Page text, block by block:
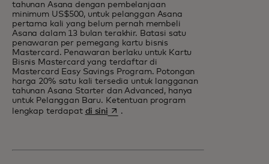
tahunan Asana dengan pembelanjaan
minimum US$500, untuk pelanggan Asana
pertama kali yang belum pernah membeli
Asana dalam 13 bulan terakhir. Batasi satu
penawaran per pemegang kartu bisnis
Mastercard. Penawaran berlaku untuk Kartu
Bisnis Mastercard yang terdaftar di
Mastercard Easy Savings Program. Potongan
harga 20% satu kali tersedia untuk langganan
tahunan Asana Starter dan Advanced, hanya
untuk Pelanggan Baru. Ketentuan program
lengkap terdapat di siniopens in a new tab
.